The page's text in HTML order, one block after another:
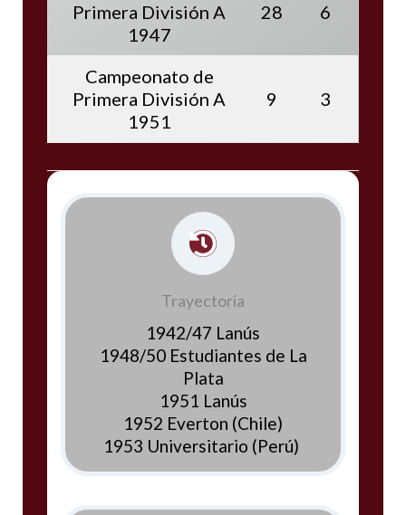
Primera División A
1947
28 6
Campeonato de
Primera División A
1951
9 3
Trayectoria
1942/47 Lanús
1948/50 Estudiantes de La
Plata
1951 Lanús
1952 Everton (Chile)
1953 Universitario (Perú)